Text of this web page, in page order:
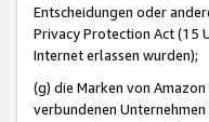
Entscheidungen oder
Privacy Protection Act (15
Internet erlassen wurden);
(g) die Marken von
verbundenen